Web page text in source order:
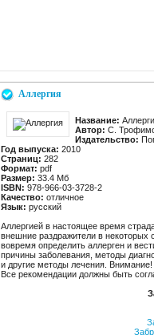
Аллергия
Название:
Автор: С.
Издательство:
Год выпуска: 2010
Страниц: 282
Формат: pdf
Размер: 33.4 Мб
ISBN: 978-966-03-3728-2
Качество: отличное
Язык: русский
Аллергией в настоящее время
внешние раздражители в некоторых
вовремя определить аллерген и
причины заболевания, методы
и другие методы лечения.
Все рекомендации должны быть